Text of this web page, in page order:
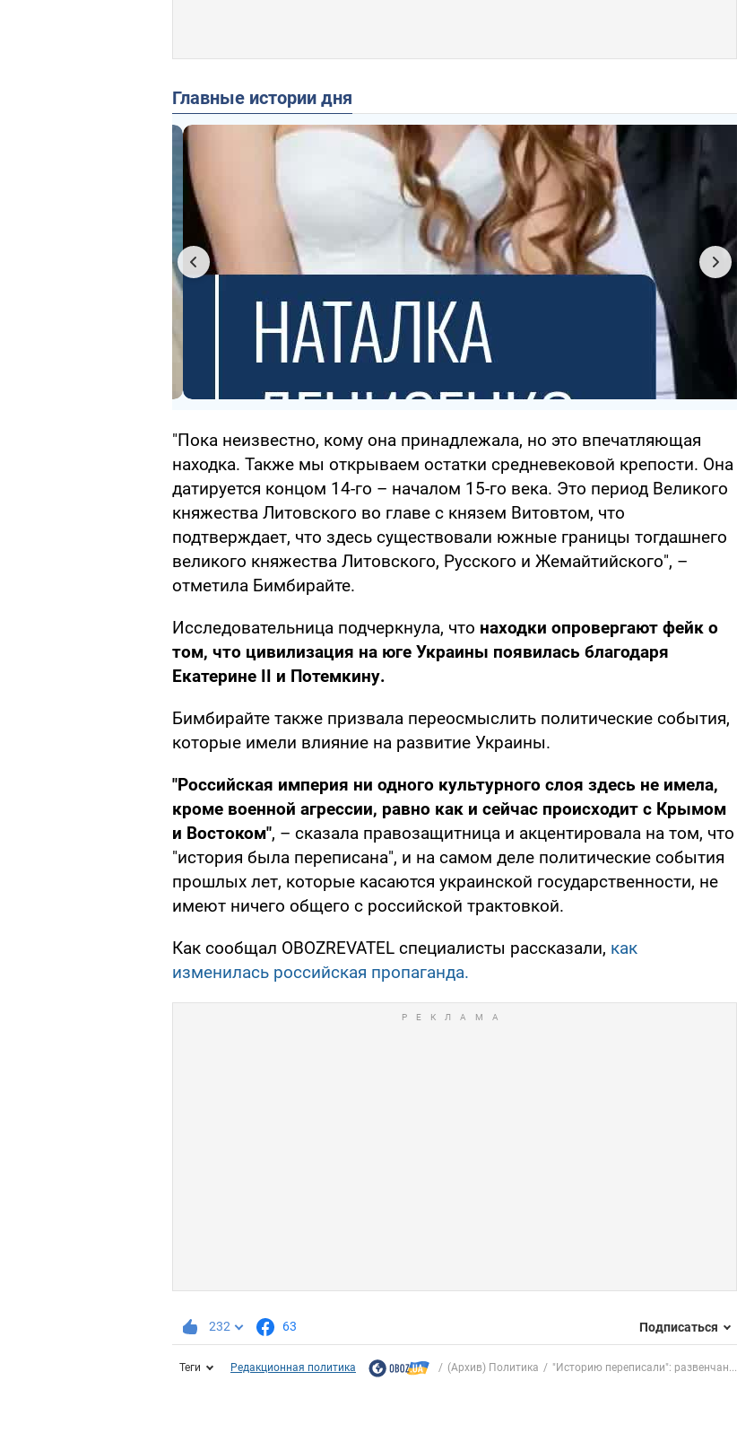
Главные истории дня
"Пока неизвестно, кому она принадлежала, но это впечатляющая
находка. Также мы открываем остатки средневековой крепости. Она
датируется концом 14-го – началом 15-го века. Это период Великого
княжества Литовского во главе с князем Витовтом, что
подтверждает, что здесь существовали южные границы тогдашнего
великого княжества Литовского, Русского и Жемайтийского", –
отметила Бимбирайте.
Исследовательница подчеркнула, что находки опровергают фейк о
том, что цивилизация на юге Украины появилась благодаря
Екатерине II и Потемкину.
Бимбирайте также призвала переосмыслить политические события,
которые имели влияние на развитие Украины.
"Российская империя ни одного культурного слоя здесь не имела,
кроме военной агрессии, равно как и сейчас происходит с Крымом
и Востоком", – сказала правозащитница и акцентировала на том, что
"история была переписана", и на самом деле политические события
прошлых лет, которые касаются украинской государственности, не
имеют ничего общего с российской трактовкой.
Как сообщал OBOZREVATEL специалисты рассказали, как
изменилась российская пропаганда.
232 63 Подписаться
Теги Редакционная политика (Архив) Политика "Историю переписали": развенчан...